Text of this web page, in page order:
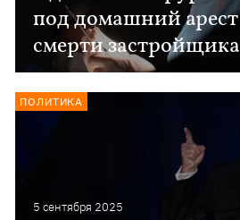
под домашний арест
смерти
5 сентября 2025
ПОЛИТИКА